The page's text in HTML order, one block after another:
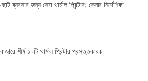
ছোট ব্যবসার জন্য সেরা থার্মাল প্রিন্টার: কেনার নির্দেশিকা
বাজারে শীর্ষ ১০টি থার্মাল প্রিন্টার প্রস্তুতকারক